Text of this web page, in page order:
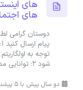
های
های
دوستان گرامی
توجه به
شود 2: توانایی مدیریت بخش محتوا گذاری و
دو سال پیش با 5 پیشنهاد رسیده